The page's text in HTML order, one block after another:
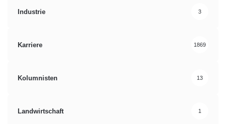
Industrie 3
Karriere 1869
Kolumnisten 13
Landwirtschaft 1